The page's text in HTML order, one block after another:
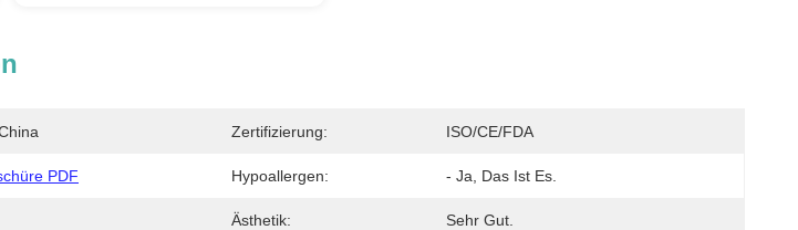
Zertifizierung: ISO/CE/FDA
PDF Hypoallergen: - Ja, Das Ist Es.
Ästhetik: Sehr Gut.